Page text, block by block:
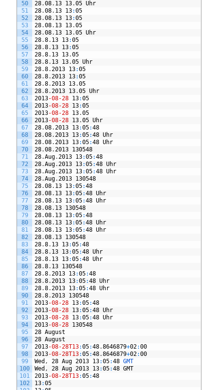
50
51
52
53
54
55
56
57
58
59
60
61
62
63
64
65
66
67
68
69
70
71
72
73
74
75
76
77
78
79
80
81
82
83
84
85
86
87
88
89
90
91
92
93
94
95
96
97
98
99
100
101
102
28.08. 13 13.05 Uhr
28.08. 13 13:05
28.08. 13 13:05
28.08. 13 13.05
28.08. 13 13.05 Uhr
28.8. 13 13:05
28.8. 13 13:05
28.8. 13 13.05
28.8. 13 13.05 Uhr
28.8. 2013 13:05
28.8. 2013 13:05
28.8. 2013 13.05
28.8. 2013 13.05 Uhr
2013-08-28 13:05
2013-08-28 13:05
2013-08-28 13.05
2013-08-28 13.05 Uhr
28.08. 2013 13:05:48
28.08. 2013 13:05:48 Uhr
28.08. 2013 13:05:48 Uhr
28.08. 2013 130548
28.Aug. 2013 13:05:48
28.Aug. 2013 13:05:48 Uhr
28.Aug. 2013 13:05:48 Uhr
28.Aug. 2013 130548
28.08. 13 13:05:48
28.08. 13 13:05:48 Uhr
28.08. 13 13:05:48 Uhr
28.08. 13 130548
28.08. 13 13:05:48
28.08. 13 13:05:48 Uhr
28.08. 13 13:05:48 Uhr
28.08. 13 130548
28.8. 13 13:05:48
28.8. 13 13:05:48 Uhr
28.8. 13 13:05:48 Uhr
28.8. 13 130548
28.8. 2013 13:05:48
28.8. 2013 13:05:48 Uhr
28.8. 2013 13:05:48 Uhr
28.8. 2013 130548
2013-08-28 13:05:48
2013-08-28 13:05:48 Uhr
2013-08-28 13:05:48 Uhr
2013-08-28 130548
28 August
28 August
2013-08-28T13:05:48.8646879+02:00
2013-08-28T13:05:48.8646879+02:00
Wed , 28 Aug 2013 13:05:48 GMT
Wed , 28 Aug 2013 13:05:48 GMT
2013-08-28T13:05:48
13:05